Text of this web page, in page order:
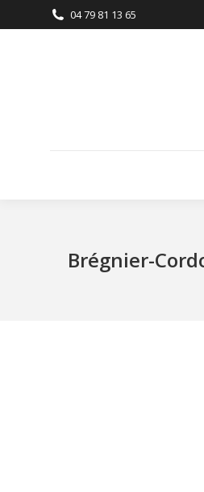
04 79 81 13 65
Brégnier-